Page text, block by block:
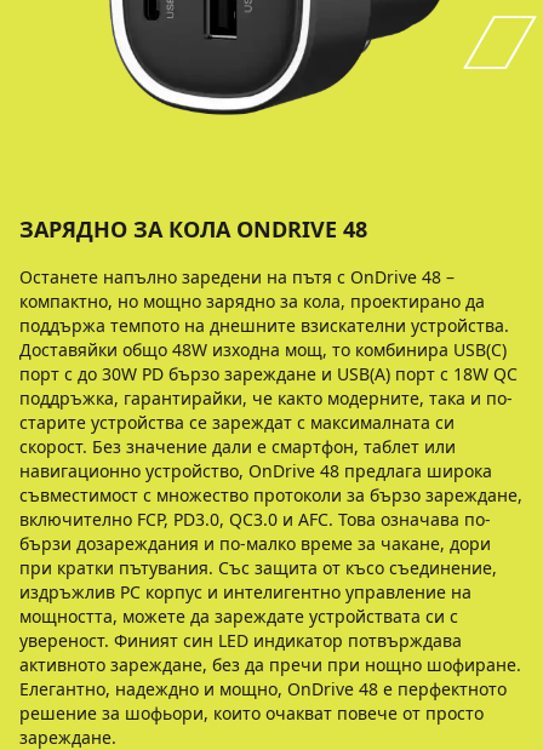
ЗАРЯДНО ЗА КОЛА ONDRIVE 48
Останете напълно заредени на пътя с OnDrive 48 –
компактно, но мощно зарядно за кола, проектирано да
поддържа темпото на днешните взискателни устройства.
Доставяйки общо 48W изходна мощ, то комбинира USB(C)
порт с до 30W PD бързо зареждане и USB(A) порт с 18W QC
поддръжка, гарантирайки, че както модерните, така и по-
старите устройства се зареждат с максималната си
скорост. Без значение дали е смартфон, таблет или
навигационно устройство, OnDrive 48 предлага широка
съвместимост с множество протоколи за бързо зареждане,
включително FCP, PD3.0, QC3.0 и AFC. Това означава по-
бързи дозареждания и по-малко време за чакане, дори
при кратки пътувания. Със защита от късо съединение,
издръжлив PC корпус и интелигентно управление на
мощността, можете да зареждате устройствата си с
увереност. Финият син LED индикатор потвърждава
активното зареждане, без да пречи при нощно шофиране.
Елегантно, надеждно и мощно, OnDrive 48 е перфектното
решение за шофьори, които очакват повече от просто
зареждане.